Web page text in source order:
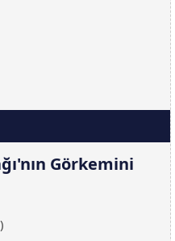
Görkemini